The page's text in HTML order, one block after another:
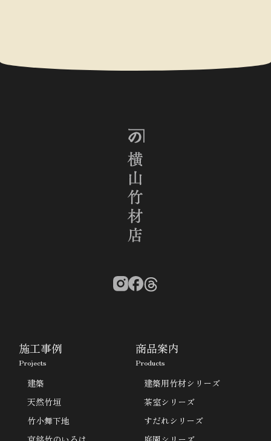
施工事例
Projects
建築
天然竹垣
竹小舞下地
商品案内
Products
建築用竹材シリーズ
茶室シリーズ
すだれシリーズ